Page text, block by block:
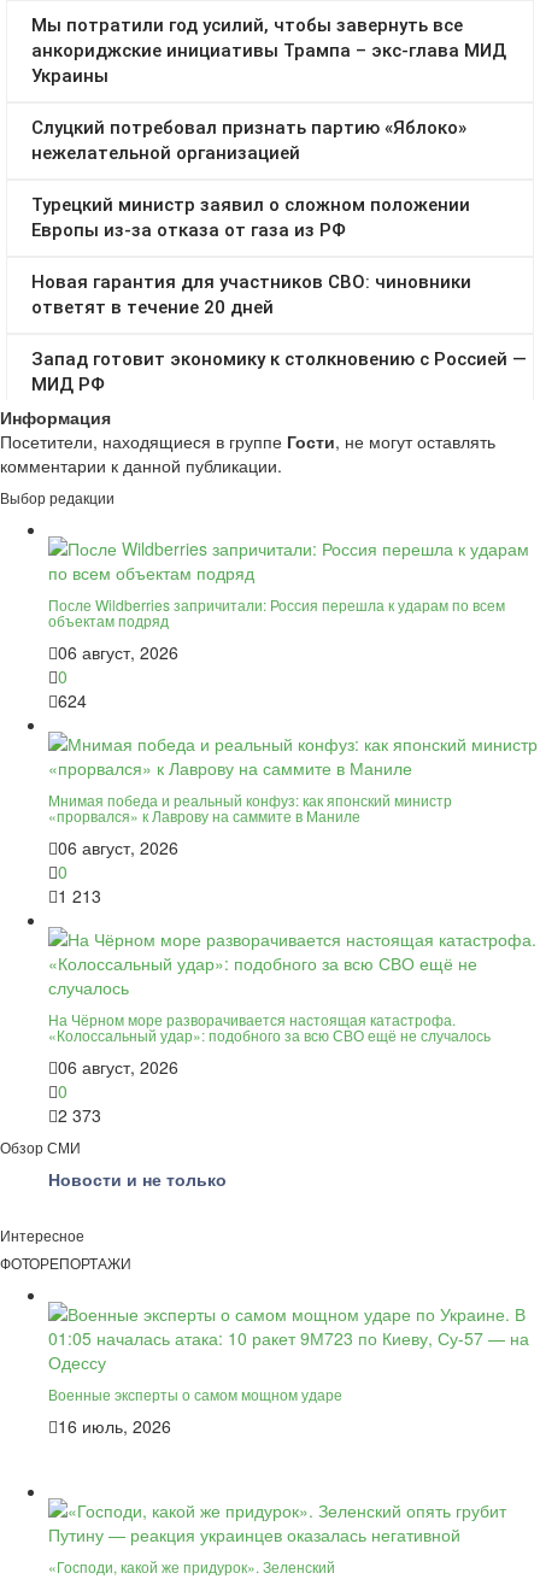
Информация
Посетители, находящиеся в группе Гости, не могут оставлять
комментарии к данной публикации.
Выбор редакции
После Wildberries запричитали: Россия перешла к ударам по всем
объектам подряд
06 август, 2026
0
624
Мнимая победа и реальный конфуз: как японский министр
«прорвался» к Лаврову на саммите в Маниле
06 август, 2026
0
1 213
На Чёрном море разворачивается настоящая катастрофа.
«Колоссальный удар»: подобного за всю СВО ещё не случалось
06 август, 2026
0
2 373
Обзор СМИ
Новости и не только
Интересное
ФОТОРЕПОРТАЖИ
Военные эксперты о самом мощном ударе
16 июль, 2026
«Господи, какой же придурок». Зеленский